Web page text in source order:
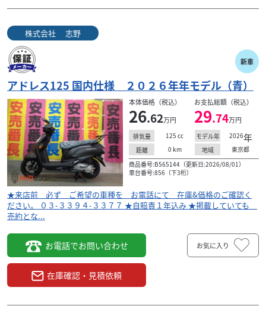
株式会社 志野
新車
アドレス125 国内仕様 ２０２６年年モデル（青）
本体価格（税込）
26.62万円
お支払総額（税込）
29.74万円
排気量 125 cc モデル年 2026年
距離 0 km 地域
東京都
商品番号:B565144（更新日:2026/08/01）
車台番号:856（下3桁）
★来店前 必ず ご希望の車種を お電話にて 在庫&価格のご確認く
ださい。 ０３-３３９４-３３７７ ★自賠責１年込み ★掲載していても
売約とな...
お電話でお問い合わせ
在庫確認・見積依頼
お気に入り